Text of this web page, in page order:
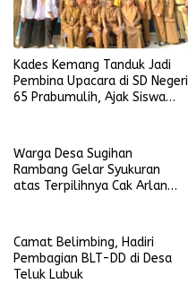
Kades Kemang Tanduk Jadi
Pembina Upacara di SD Negeri
65 Prabumulih, Ajak Siswa
Warga Desa Sugihan
Rambang Gelar Syukuran
atas Terpilihnya Cak Arlan
Camat Belimbing, Hadiri
Pembagian BLT-DD di Desa
Teluk Lubuk